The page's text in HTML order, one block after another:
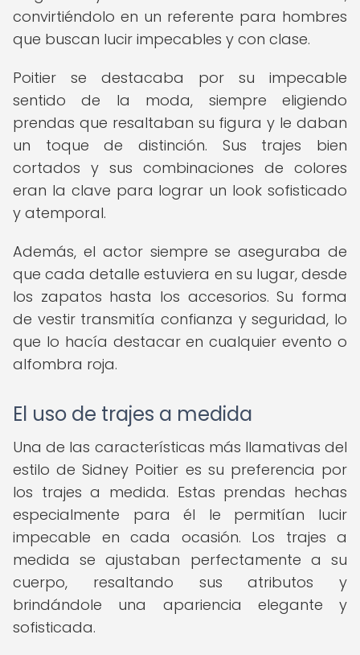
convirtiéndolo en un referente para hombres
que buscan lucir impecables y con clase.
Poitier se destacaba por su impecable
sentido de la moda, siempre eligiendo
prendas que resaltaban su figura y le daban
un toque de distinción. Sus trajes bien
cortados y sus combinaciones de colores
eran la clave para lograr un look sofisticado
y atemporal.
Además, el actor siempre se aseguraba de
que cada detalle estuviera en su lugar, desde
los zapatos hasta los accesorios. Su forma
de vestir transmitía confianza y seguridad, lo
que lo hacía destacar en cualquier evento o
alfombra roja.
El uso de trajes a medida
Una de las características más llamativas del
estilo de Sidney Poitier es su preferencia por
los trajes a medida. Estas prendas hechas
especialmente para él le permitían lucir
impecable en cada ocasión. Los trajes a
medida se ajustaban perfectamente a su
cuerpo, resaltando sus atributos y
brindándole una apariencia elegante y
sofisticada.